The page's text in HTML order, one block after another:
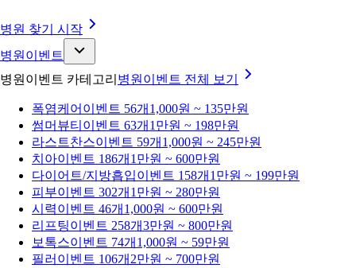
병원 찾기 시작
병원이벤트
병원이벤트 카테고리 병원이벤트 전체 보기
폭염케어 이벤트 56개 1,000원 ~ 135만원
썸머뷰티 이벤트 63개 1만원 ~ 198만원
라스트찬스이벤트 59개 1,000원 ~ 245만원
치아이벤트 186개 1만원 ~ 600만원
다이어트/지방흡입이벤트 158개 1만원 ~ 199만원
피부이벤트 302개 1만원 ~ 280만원
시력이벤트 46개 1,000원 ~ 600만원
리프팅이벤트 258개3만원 ~ 800만원
보톡스이벤트 74개 1,000원 ~ 59만원
필러 이벤트 106개 2만원 ~ 700만원